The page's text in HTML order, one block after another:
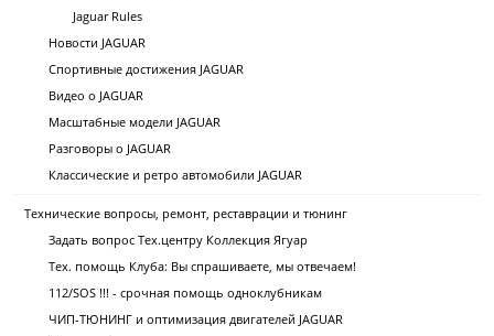
Jaguar Rules
Новости JAGUAR
Спортивные достижения JAGUAR
Видео о JAGUAR
Масштабные модели JAGUAR
Разговоры о JAGUAR
Классические и ретро автомобили JAGUAR
Технические вопросы, ремонт, реставрации и тюнинг
Задать вопрос Тех.центру Коллекция Ягуар
Тех. помощь Клуба: Вы спрашиваете, мы отвечаем!
112/SOS !!! - срочная помощь одноклубникам
ЧИП-ТЮНИНГ и оптимизация двигателей JAGUAR